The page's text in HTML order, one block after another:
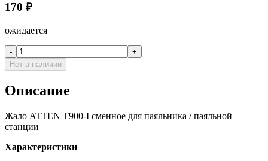
170 ₽
ожидается
-
+
Нет в наличии
Описание
Жало ATTEN T900-I сменное для паяльника / паяльной
станции
Характеристики